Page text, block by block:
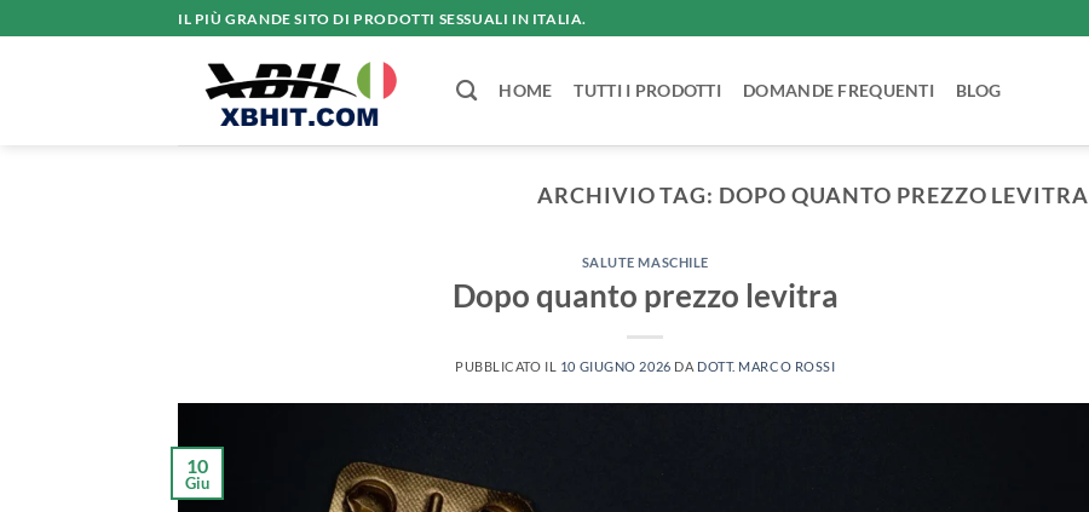
ai
IL PIÙ GRANDE SITO DI PRODOTTI SESSUALI IN ITALIA.
HOME TUTTI I PRODOTTI DOMANDE FREQUENTI BLOG
ARCHIVIO TAG: DOPO QUANTO PREZZO LEVITRA
SALUTE MASCHILE
Dopo quanto prezzo levitra
PUBBLICATO IL 10 GIUGNO 2026 DA DOTT. MARCO ROSSI
10
Giu